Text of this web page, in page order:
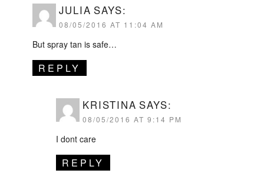
JULIA SAYS:
08/05/2016 AT 11:04 AM
But spray tan is safe…
REPLY
KRISTINA SAYS:
08/05/2016 AT 9:14 PM
I dont care
REPLY